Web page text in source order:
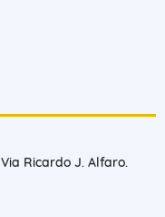
Via Ricardo J. Alfaro.